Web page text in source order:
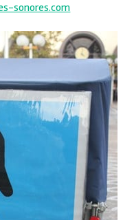
sonores.com